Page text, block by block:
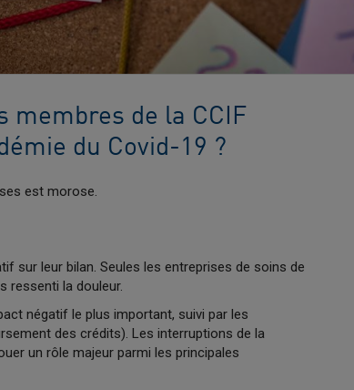
membres de la CCIF
du Covid-19 ?
est morose.
sur leur bilan. Seules les entreprises de soins de
ressenti la douleur.
négatif le plus important, suivi par les
des crédits). Les interruptions de la
un rôle majeur parmi les principales